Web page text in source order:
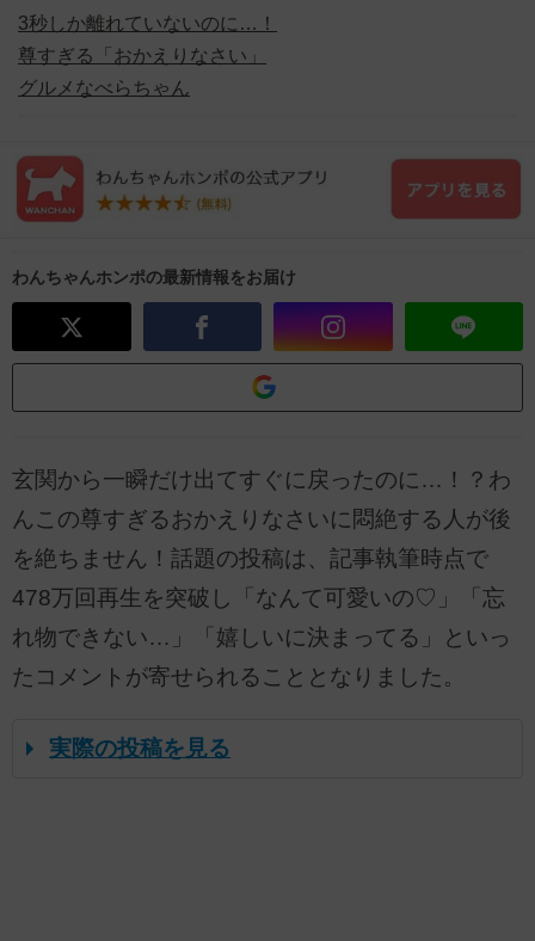
3秒しか離れていないのに…！
尊すぎる「おかえりなさい」
グルメなべらちゃん
わんちゃんホンポの最新情報をお届け
玄関から一瞬だけ出てすぐに戻ったのに…！？わ
んこの尊すぎるおかえりなさいに悶絶する人が後
を絶ちません！話題の投稿は、記事執筆時点で
478万回再生を突破し「なんて可愛いの♡」「忘
れ物できない…」「嬉しいに決まってる」といっ
たコメントが寄せられることとなりました。
実際の投稿を見る